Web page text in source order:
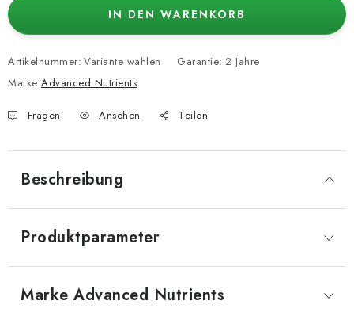
IN DEN WARENKORB
Artikelnummer: Variante wählen
Marke:Advanced Nutrients
Garantie: 2 Jahre
Fragen Ansehen Teilen
Beschreibung
Produktparameter
Marke Advanced Nutrients